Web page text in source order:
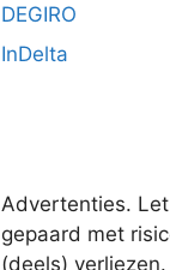
DEGIRO
InDelta
Advertenties.
gepaard met
(deels) verliezen.